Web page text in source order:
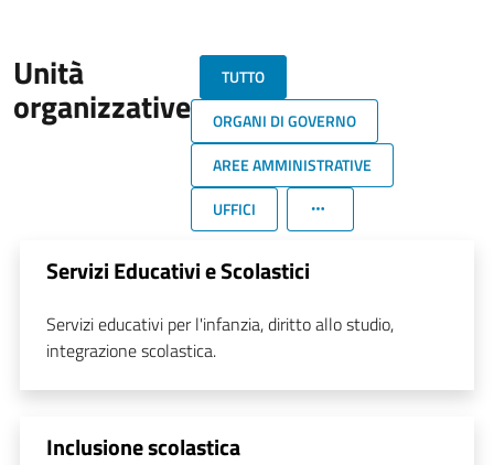
Unità
organizzative
TUTTO
ORGANI DI GOVERNO
AREE AMMINISTRATIVE
UFFICI
Servizi Educativi e Scolastici
Servizi educativi per l'infanzia, diritto allo studio,
integrazione scolastica.
Inclusione scolastica